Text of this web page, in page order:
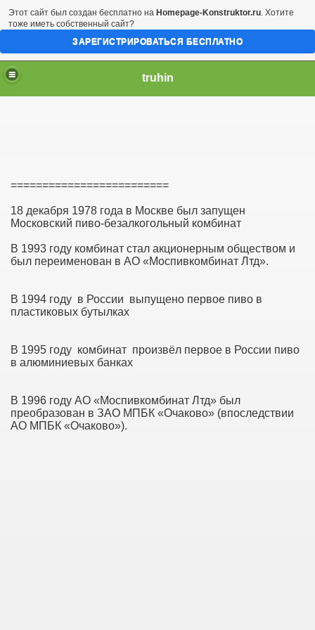
truhin
=========================
18 декабря 1978 года в Москве был запущен
Московский пиво-безалкогольный комбинат
В 1993 году комбинат стал акционерным обществом и
был переименован в АО «Моспивкомбинат Лтд».
В 1994 году в России выпущено первое пиво в
пластиковых бутылках
В 1995 году комбинат произвёл первое в России пиво
в алюминиевых банках
В 1996 году АО «Моспивкомбинат Лтд» был
преобразован в ЗАО МПБК «Очаково» (впоследствии
АО МПБК «Очаково»).
Этот сайт был создан бесплатно на Homepage-Konstruktor.ru. Хотите
тоже иметь собственный сайт?
ЗАРЕГИСТРИРОВАТЬСЯ БЕСПЛАТНО